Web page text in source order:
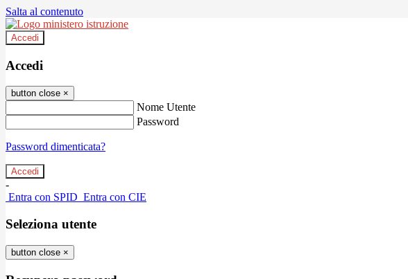
Salta al contenuto
Accedi
Accedi
button close ×
Nome Utente
Password
Password dimenticata?
-
Entra con SPID Entra con CIE
Seleziona utente
button close ×